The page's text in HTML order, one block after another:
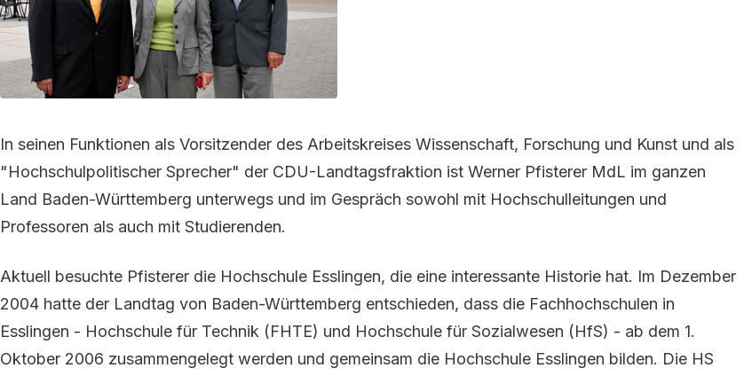
In seinen Funktionen als Vorsitzender des Arbeitskreises Wissenschaft, Forschung und Kunst und als
"Hochschulpolitischer Sprecher" der CDU-Landtagsfraktion ist Werner Pfisterer MdL im ganzen
Land Baden-Württemberg unterwegs und im Gespräch sowohl mit Hochschulleitungen und
Professoren als auch mit Studierenden.
Aktuell besuchte Pfisterer die Hochschule Esslingen, die eine interessante Historie hat. Im Dezember
2004 hatte der Landtag von Baden-Württemberg entschieden, dass die Fachhochschulen in
Esslingen - Hochschule für Technik (FHTE) und Hochschule für Sozialwesen (HfS) - ab dem 1.
Oktober 2006 zusammengelegt werden und gemeinsam die Hochschule Esslingen bilden. Die HS